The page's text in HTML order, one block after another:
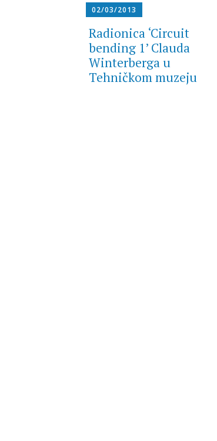
02/03/2013
Radionica ‘Circuit
bending 1’ Clauda
Winterberga u
Tehničkom muzeju